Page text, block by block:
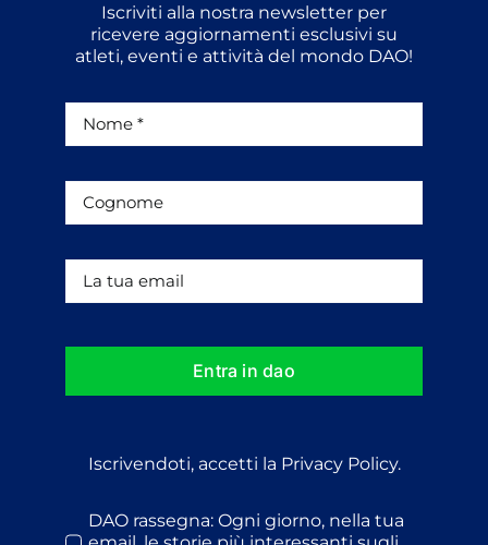
Iscriviti alla nostra newsletter per
ricevere aggiornamenti esclusivi su
atleti, eventi e attività del mondo DAO!
Entra in dao
Iscrivendoti, accetti la Privacy Policy.
DAO rassegna: Ogni giorno, nella tua